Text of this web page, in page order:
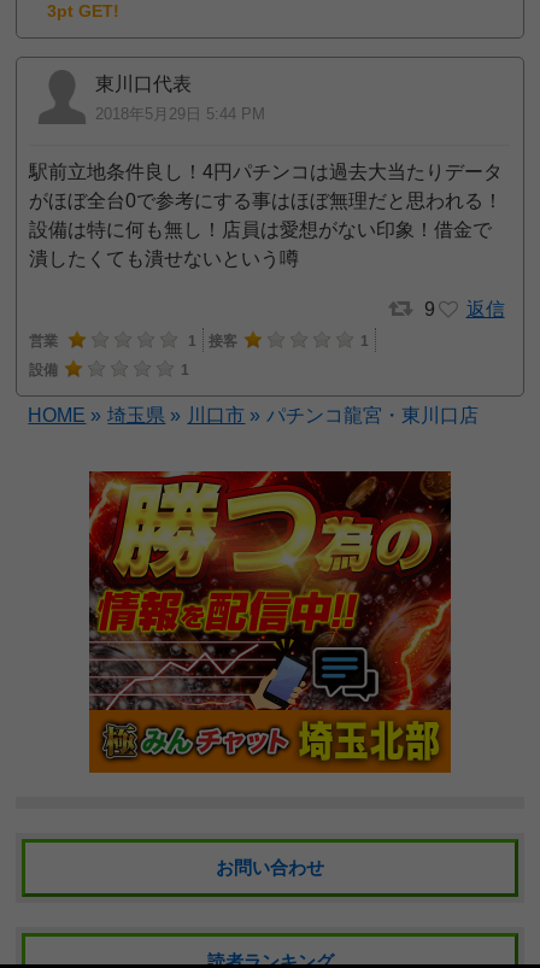
3pt GET!
東川口代表
2018年5月29日 5:44 PM
駅前立地条件良し！4円パチンコは過去大当たりデータ
がほぼ全台0で参考にする事はほぼ無理だと思われる！
設備は特に何も無し！店員は愛想がない印象！借金で
潰したくても潰せないという噂
9 返信
営業 1 接客
1
設備
1
HOME » 埼玉県 » 川口市 » パチンコ龍宮・東川口店
お問い合わせ
読者ランキング